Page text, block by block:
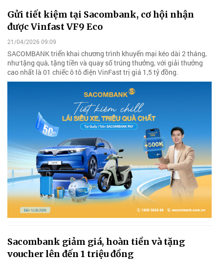
Gửi tiết kiệm tại Sacombank, cơ hội nhận
được Vinfast VF9 Eco
21/04/2026 09:09
SACOMBANK triển khai chương trình khuyến mại kéo dài 2 tháng,
như tặng quà, tặng tiền và quay số trúng thưởng, với giải thưởng
cao nhất là 01 chiếc ô tô điện VinFast trị giá 1,5 tỷ đồng.
Sacombank giảm giá, hoàn tiền và tặng
voucher lên đến 1 triệu đồng